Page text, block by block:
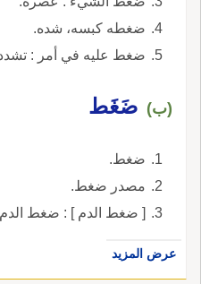
ضغطه كبسه، شده.
ضغط عليه في أمر :
(ب) ضَغَط
ضغط.
مصدر ضغط.
[ ضغط الدم ] : ضغط الدم
عرض المزيد